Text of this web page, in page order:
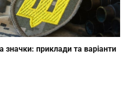
приклади та варіанти